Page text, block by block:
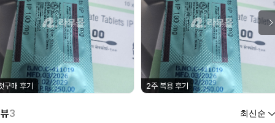
구매 후기 2주 복용 후기
3